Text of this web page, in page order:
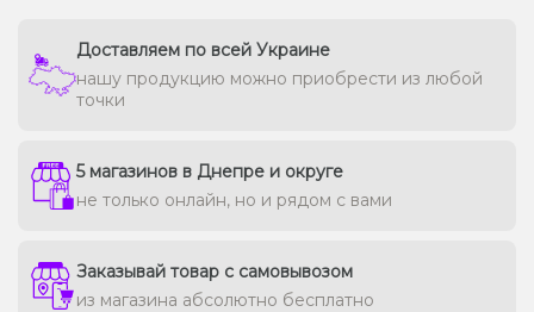
Доставляем по всей Украине
нашу продукцию можно приобрести из любой
точки
5 магазинов в Днепре и округе
не только онлайн, но и рядом с вами
Заказывай товар с самовывозом
из магазина абсолютно бесплатно